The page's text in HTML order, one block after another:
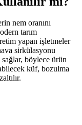
nem oranını
tarım
yapan işletmeler
sirkülasyonu
sağlar, böylece ürün
küf, bozulma